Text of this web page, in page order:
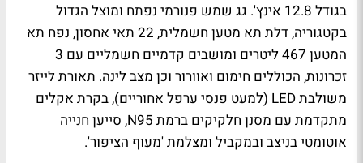
בגודל 12.8 אינץ'. גג שמש פנורמי נפתח ומוצל הגדול
בקטגוריה, דלת תא מטען חשמלית, 22 תאי אחסון, נפח תא
המטען 467 ליטרים ומושבים קדמיים חשמליים עם 3
זכרונות, הכוללים חימום ואוורור וכן מצב לינה. תאורת לייזר
משולבת LED (למעט פנסי ערפל אחוריים), בקרת אקלים
מתקדמת עם מסנן חלקיקים ברמת N95, סייען חנייה
אוטומטי בניצב ובמקביל ומצלמת 'מעוף הציפור'.